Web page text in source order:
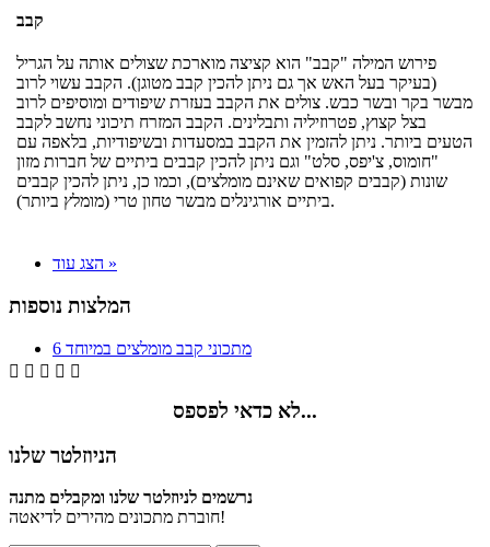
קבב
פירוש המילה "קבב" הוא קציצה מוארכת שצולים אותה על הגריל
(בעיקר בעל האש אך גם ניתן להכין קבב מטוגן). הקבב עשוי לרוב
מבשר בקר ובשר כבש. צולים את הקבב בעזרת שיפודים ומוסיפים לרוב
בצל קצוץ, פטרוזיליה ותבלינים. הקבב המזרח תיכוני נחשב לקבב
הטעים ביותר. ניתן להזמין את הקבב במסעדות ובשיפודיות, בלאפה עם
"חומוס, צ'יפס, סלט" וגם ניתן להכין קבבים ביתיים של חברות מזון
שונות (קבבים קפואים שאינם מומלצים), וכמו כן, ניתן להכין קבבים
ביתיים אורגינלים מבשר טחון טרי (מומלץ ביותר).
הצג עוד »
המלצות נוספות
6 מתכוני קבב מומלצים במיוחד
    
לא כדאי לפספס...
הניוזלטר שלנו
נרשמים לניוזלטר שלנו ומקבלים מתנה
חוברת מתכונים מהירים לדיאטה!